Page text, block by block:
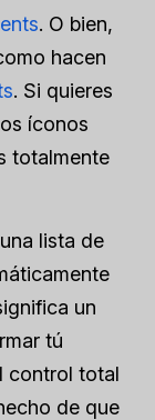
. O bien,
hacen
. Si quieres
íconos
totalmente
lista de
un
tú
control total
de que